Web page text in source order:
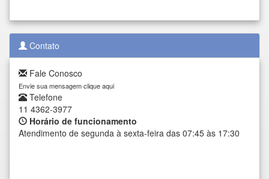
Contato
Fale Conosco
Envie sua mensagem clique aqui
Telefone
11 4362-3977
Horário de funcionamento
Atendimento de segunda à sexta-feira das 07:45 às 17:30